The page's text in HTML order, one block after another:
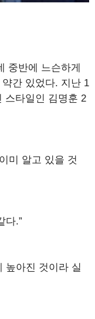
중반에 느슨하게
간 있었다. 지난 1
스타일인 김명훈 2
미 알고 있을 것
다.”
높아진 것이라 실